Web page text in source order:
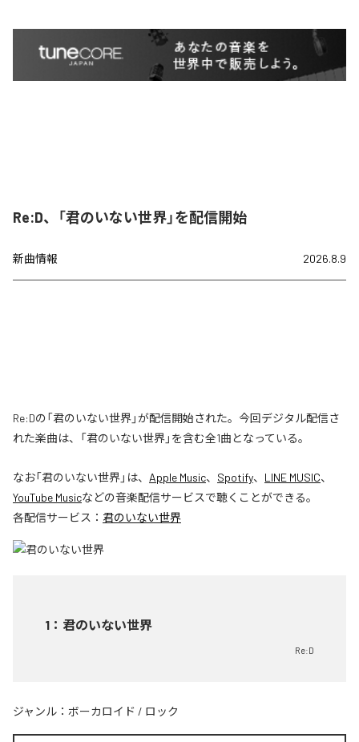
Re:D、「君のいない世界」を配信開始
新曲情報 2026.8.9
Re:Dの「君のいない世界」が配信開始された。今回デジタル配信さ
れた楽曲は、「君のいない世界」を含む全1曲となっている。
なお「君のいない世界」は、 Apple Music、 Spotify、 LINE MUSIC、
YouTube Musicなどの音楽配信サービスで聴くことができる。
各配信サービス： 君のいない世界
1 ： 君のいない世界
Re:D
ジャンル： ボーカロイド / ロック